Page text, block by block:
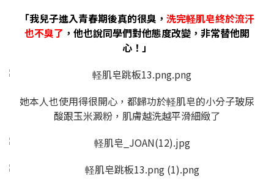
「我兒子進入青春期後真的很臭， 洗完軽肌皂終於流汗
也不臭了 ，他也說同學們對他態度改變，非常替他開
心！」
她本人也使用得很開心，都歸功於軽肌皂的小分子玻尿
酸跟玉米澱粉，肌膚越洗越平滑細緻了